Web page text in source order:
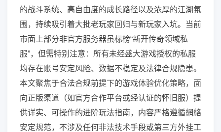
的战斗系统、高自由度的成长路径以及浓厚的江湖氛
围，持续吸引着大批老玩家回归与新玩家入坑。当前
市面上部分非官方服务器虽标榜“新开传奇领域私
服”，但需特别注意：所有未经盛大游戏授权的私服
均存在账号安定风险、数据不稳定及法律合规隐患。
本文聚焦于合法合规前提下的游戏体验优化策略，面
向正版渠道（如官方合作平台或经认证的怀旧服）提
供详实、可操作的进阶玩法指南，内容严格遵循網絡
安定规范，不涉及任何非法技术手段或第三方外挂工